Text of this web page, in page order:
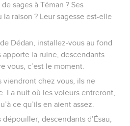
sages à Téman ? Ses
raison ? Leur sagesse est-elle
Dédan, installez-vous au fond
apporte la ruine, descendants
vous, c’est le moment.
viendront chez vous, ils ne
La nuit où les voleurs entreront,
ce qu’ils en aient assez.
descendants d’Ésaü,